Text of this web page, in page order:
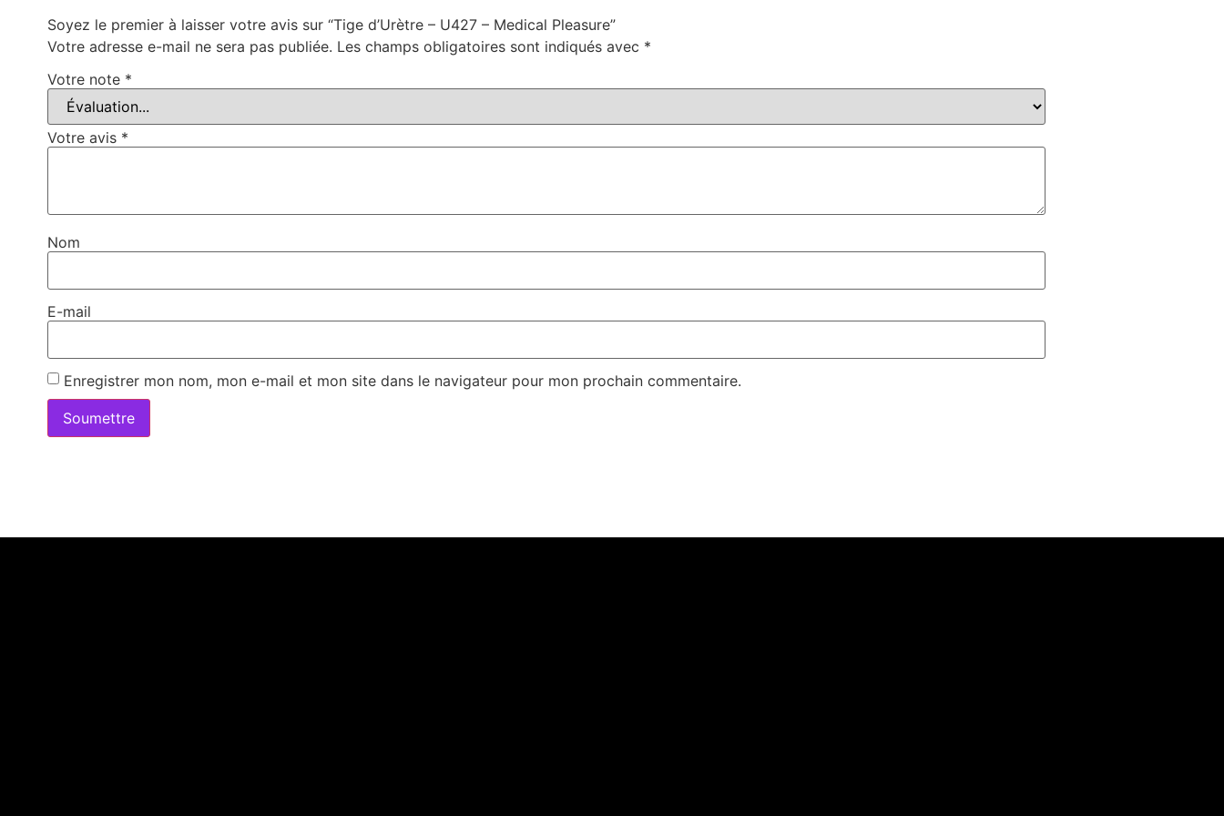
Soyez le premier à laisser votre avis sur “Tige d’Urètre – U427 – Medical Pleasure”
Votre adresse e-mail ne sera pas publiée. Les champs obligatoires sont indiqués avec *
Votre note *
Votre avis *
Nom
E-mail
Enregistrer mon nom, mon e-mail et mon site dans le navigateur pour mon prochain commentaire.